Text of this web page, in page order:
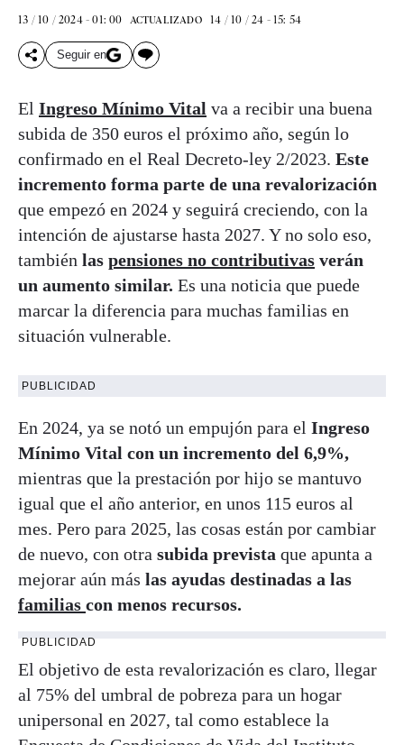
13 / 10 / 2024 - 01: 00 ACTUALIZADO 14 / 10 / 24 - 15: 54
Seguir en
El Ingreso Mínimo Vital va a recibir una buena
subida de 350 euros el próximo año, según lo
confirmado en el Real Decreto-ley 2/2023. Este
incremento forma parte de una revalorización
que empezó en 2024 y seguirá creciendo, con la
intención de ajustarse hasta 2027. Y no solo eso,
también las pensiones no contributivas verán
un aumento similar. Es una noticia que puede
marcar la diferencia para muchas familias en
situación vulnerable.
PUBLICIDAD
En 2024, ya se notó un empujón para el Ingreso
Mínimo Vital con un incremento del 6,9%,
mientras que la prestación por hijo se mantuvo
igual que el año anterior, en unos 115 euros al
mes. Pero para 2025, las cosas están por cambiar
de nuevo, con otra subida prevista que apunta a
mejorar aún más las ayudas destinadas a las
familias con menos recursos.
PUBLICIDAD
El objetivo de esta revalorización es claro, llegar
al 75% del umbral de pobreza para un hogar
unipersonal en 2027, tal como establece la